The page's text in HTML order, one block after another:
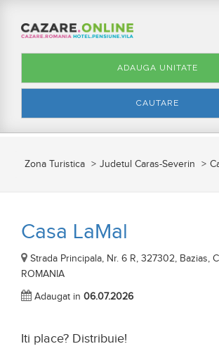
CAUTARE
ADAUGA UNITATE
Zona Turistica Judetul Caras-Severin
Casa LaMal
Strada Principala, Nr. 6 R, 327302, Bazias,
ROMANIA
Adaugat in 06.07.2026
Iti place? Distribuie!